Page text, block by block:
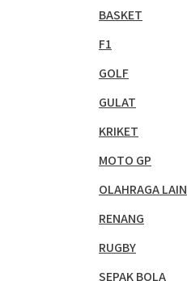
BASKET
F1
GOLF
GULAT
KRIKET
MOTO GP
OLAHRAGA LAIN
RENANG
RUGBY
SEPAK BOLA